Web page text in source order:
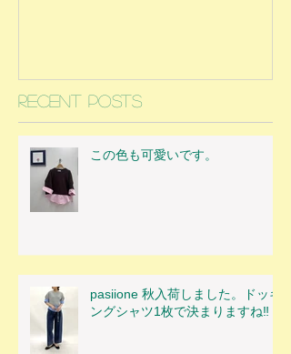
Recent Posts
この色も可愛いです。
pasiione 秋入荷しました。ドッキ
ングシャツ1枚で決まりますね‼